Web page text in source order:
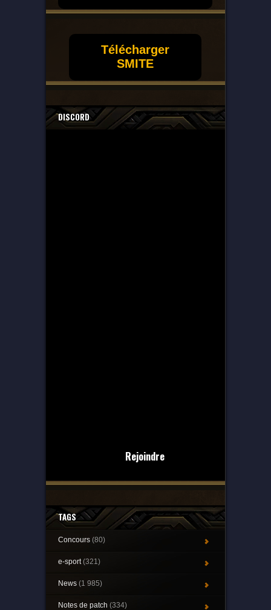
Télécharger
SMITE
DISCORD
Rejoindre
TAGS
Concours (80)
e-sport(321)
News (1 985)
Notes de patch (334)